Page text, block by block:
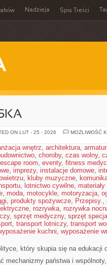
Nadzieja Spis Treści
ON LUT - 25 - 2026
MOŻLIWOŚĆ
wnętrz, architektura,
, choroby, czas wolny,
escape room, eventy, fitness
, imprezy, instalacje domowe,
, kluby muzyczne,
, lotnictwo cywilne,
, moda, motocykle, motoryzacja,
, produkty spożywcze, Przepisy.,
, rozrywka, rozrywka
, sprzęt medyczny, sprzęt
, transport lotniczy, transport
kuchni, wyposażenie
który skupia się na edukacji
mechanizmy państwa i